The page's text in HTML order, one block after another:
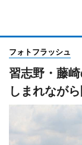
フォトフラッシュ
習志野・藤
しまれなが